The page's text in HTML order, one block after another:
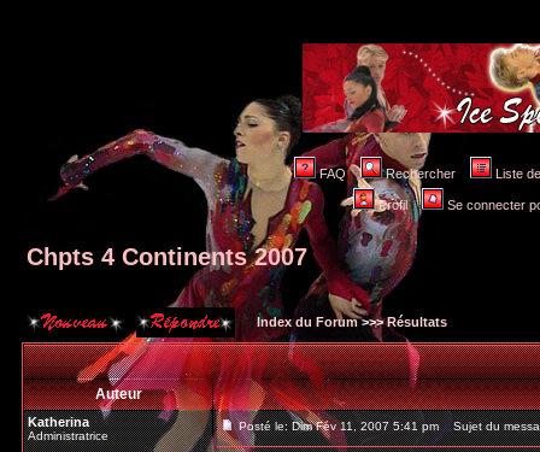
FAQ Rechercher Liste
Profil Se connecter
Chpts 4 Continents 2007
Index du Forum>>>Résultats
Auteur
Katherina
Administratrice
Posté le: Dim Fév 11, 2007 5:41 pm Sujet du